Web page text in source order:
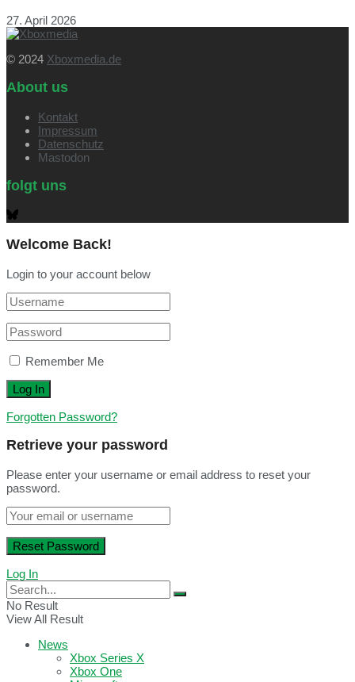
27. April 2026
© 2024 Xboxmedia.de
About us
Kontakt
Impressum
Datenschutz
Mastodon
folgt uns
Welcome Back!
Login to your account below
Remember Me
Forgotten Password?
Retrieve your password
Please enter your username or email address to reset your
password.
Log In
No Result
View All Result
News
Xbox Series X
Xbox One